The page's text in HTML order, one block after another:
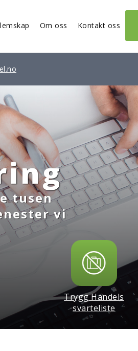
Om oss Kontakt oss
tusen
vi
Trygg Handels
svarteliste